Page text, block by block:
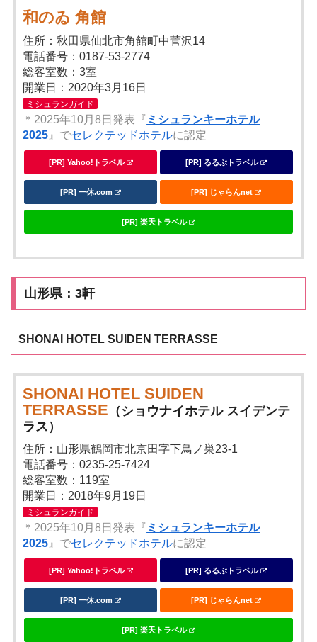
和のゐ 角館
住所：秋田県仙北市角館町中菅沢14
電話番号：0187-53-2774
総客室数：3室
開業日：2020年3月16日
ミシュランガイド
＊2025年10月8日発表『 ミシュランキーホテル
2025 』でセレクテッドホテルに認定
[PR] Yahoo!トラベル [PR] るるぶトラベル
[PR] 一休.com [PR] じゃらんnet
[PR] 楽天トラベル
山形県：3軒
SHONAI HOTEL SUIDEN TERRASSE
SHONAI HOTEL SUIDEN
TERRASSE （ショウナイホテル スイデンテ
ラス）
住所：山形県鶴岡市北京田字下鳥ノ巣23-1
電話番号：0235-25-7424
総客室数：119室
開業日：2018年9月19日
ミシュランガイド
＊2025年10月8日発表『 ミシュランキーホテル
2025 』でセレクテッドホテルに認定
[PR] Yahoo!トラベル [PR] るるぶトラベル
[PR] 一休.com [PR] じゃらんnet
[PR] 楽天トラベル